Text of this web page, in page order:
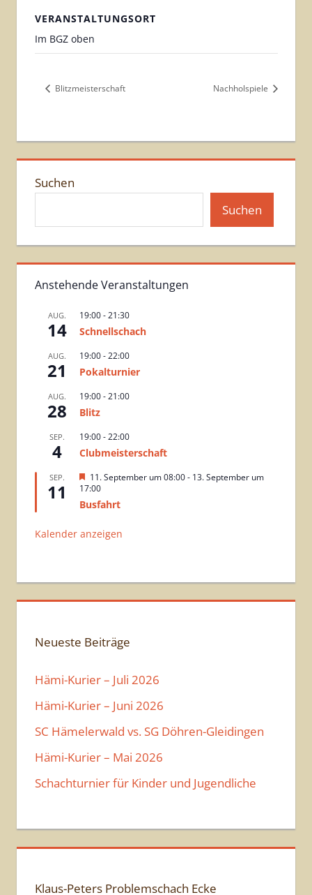
VERANSTALTUNGSORT
Im BGZ oben
Blitzmeisterschaft Nachholspiele
Suchen
Suchen
Anstehende Veranstaltungen
AUG.
14
19:00-21:30
Schnellschach
AUG.
21
19:00-22:00
Pokalturnier
AUG.
28
19:00-21:00
Blitz
SEP.
4
19:00-22:00
Clubmeisterschaft
SEP.
11
H
e
v
r
e
11. September um 08:00- 13. September um
17:00
Busfahrt
Kalender anzeigen
Neueste Beiträge
Hämi-Kurier – Juli 2026
Hämi-Kurier – Juni 2026
SC Hämelerwald vs. SG Döhren-Gleidingen
Hämi-Kurier – Mai 2026
Schachturnier für Kinder und Jugendliche
Klaus-Peters Problemschach Ecke